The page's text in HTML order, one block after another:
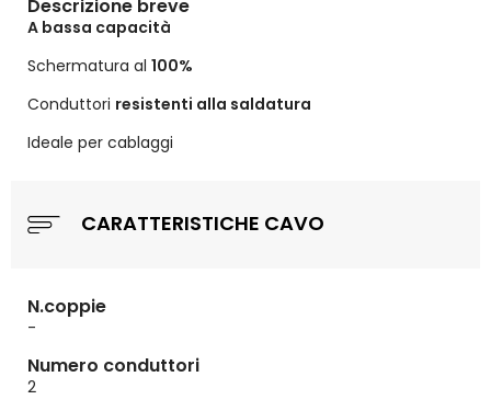
Descrizione breve
A bassa capacità
Schermatura al 100%
Conduttori resistenti alla saldatura
Ideale per cablaggi
CARATTERISTICHE CAVO
N.coppie
-
Numero conduttori
2